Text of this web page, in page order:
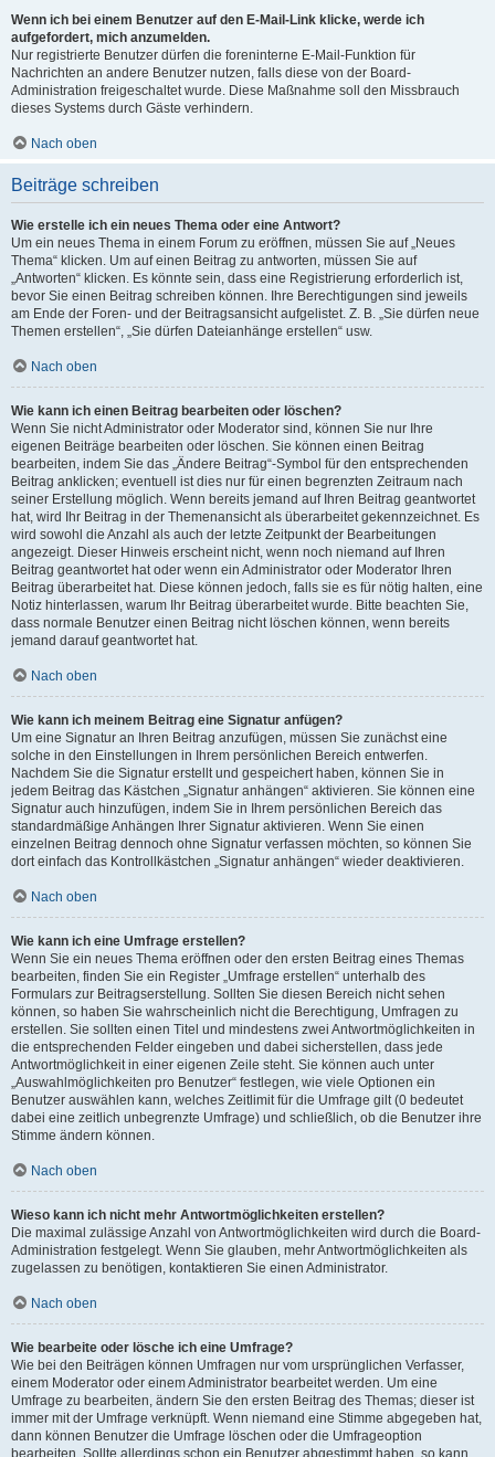
Wenn ich bei einem Benutzer auf den E-Mail-Link klicke, werde ich
aufgefordert, mich anzumelden.
Nur registrierte Benutzer dürfen die foreninterne E-Mail-Funktion für
Nachrichten an andere Benutzer nutzen, falls diese von der Board-
Administration freigeschaltet wurde. Diese Maßnahme soll den Missbrauch
dieses Systems durch Gäste verhindern.
Nach oben
Beiträge schreiben
Wie erstelle ich ein neues Thema oder eine Antwort?
Um ein neues Thema in einem Forum zu eröffnen, müssen Sie auf „Neues
Thema“ klicken. Um auf einen Beitrag zu antworten, müssen Sie auf
„Antworten“ klicken. Es könnte sein, dass eine Registrierung erforderlich ist,
bevor Sie einen Beitrag schreiben können. Ihre Berechtigungen sind jeweils
am Ende der Foren- und der Beitragsansicht aufgelistet. Z. B. „Sie dürfen neue
Themen erstellen“, „Sie dürfen Dateianhänge erstellen“ usw.
Nach oben
Wie kann ich einen Beitrag bearbeiten oder löschen?
Wenn Sie nicht Administrator oder Moderator sind, können Sie nur Ihre
eigenen Beiträge bearbeiten oder löschen. Sie können einen Beitrag
bearbeiten, indem Sie das „Ändere Beitrag“-Symbol für den entsprechenden
Beitrag anklicken; eventuell ist dies nur für einen begrenzten Zeitraum nach
seiner Erstellung möglich. Wenn bereits jemand auf Ihren Beitrag geantwortet
hat, wird Ihr Beitrag in der Themenansicht als überarbeitet gekennzeichnet. Es
wird sowohl die Anzahl als auch der letzte Zeitpunkt der Bearbeitungen
angezeigt. Dieser Hinweis erscheint nicht, wenn noch niemand auf Ihren
Beitrag geantwortet hat oder wenn ein Administrator oder Moderator Ihren
Beitrag überarbeitet hat. Diese können jedoch, falls sie es für nötig halten, eine
Notiz hinterlassen, warum Ihr Beitrag überarbeitet wurde. Bitte beachten Sie,
dass normale Benutzer einen Beitrag nicht löschen können, wenn bereits
jemand darauf geantwortet hat.
Nach oben
Wie kann ich meinem Beitrag eine Signatur anfügen?
Um eine Signatur an Ihren Beitrag anzufügen, müssen Sie zunächst eine
solche in den Einstellungen in Ihrem persönlichen Bereich entwerfen.
Nachdem Sie die Signatur erstellt und gespeichert haben, können Sie in
jedem Beitrag das Kästchen „Signatur anhängen“ aktivieren. Sie können eine
Signatur auch hinzufügen, indem Sie in Ihrem persönlichen Bereich das
standardmäßige Anhängen Ihrer Signatur aktivieren. Wenn Sie einen
einzelnen Beitrag dennoch ohne Signatur verfassen möchten, so können Sie
dort einfach das Kontrollkästchen „Signatur anhängen“ wieder deaktivieren.
Nach oben
Wie kann ich eine Umfrage erstellen?
Wenn Sie ein neues Thema eröffnen oder den ersten Beitrag eines Themas
bearbeiten, finden Sie ein Register „Umfrage erstellen“ unterhalb des
Formulars zur Beitragserstellung. Sollten Sie diesen Bereich nicht sehen
können, so haben Sie wahrscheinlich nicht die Berechtigung, Umfragen zu
erstellen. Sie sollten einen Titel und mindestens zwei Antwortmöglichkeiten in
die entsprechenden Felder eingeben und dabei sicherstellen, dass jede
Antwortmöglichkeit in einer eigenen Zeile steht. Sie können auch unter
„Auswahlmöglichkeiten pro Benutzer“ festlegen, wie viele Optionen ein
Benutzer auswählen kann, welches Zeitlimit für die Umfrage gilt (0 bedeutet
dabei eine zeitlich unbegrenzte Umfrage) und schließlich, ob die Benutzer ihre
Stimme ändern können.
Nach oben
Wieso kann ich nicht mehr Antwortmöglichkeiten erstellen?
Die maximal zulässige Anzahl von Antwortmöglichkeiten wird durch die Board-
Administration festgelegt. Wenn Sie glauben, mehr Antwortmöglichkeiten als
zugelassen zu benötigen, kontaktieren Sie einen Administrator.
Nach oben
Wie bearbeite oder lösche ich eine Umfrage?
Wie bei den Beiträgen können Umfragen nur vom ursprünglichen Verfasser,
einem Moderator oder einem Administrator bearbeitet werden. Um eine
Umfrage zu bearbeiten, ändern Sie den ersten Beitrag des Themas; dieser ist
immer mit der Umfrage verknüpft. Wenn niemand eine Stimme abgegeben hat,
dann können Benutzer die Umfrage löschen oder die Umfrageoption
bearbeiten. Sollte allerdings schon ein Benutzer abgestimmt haben, so kann